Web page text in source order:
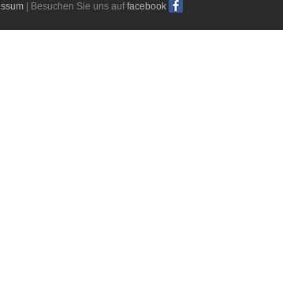
| Besuchen Sie uns auffacebook